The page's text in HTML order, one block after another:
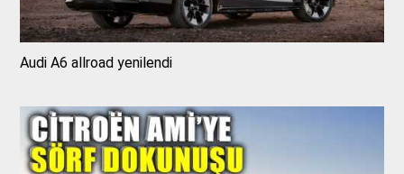
Audi A6 allroad yenilendi